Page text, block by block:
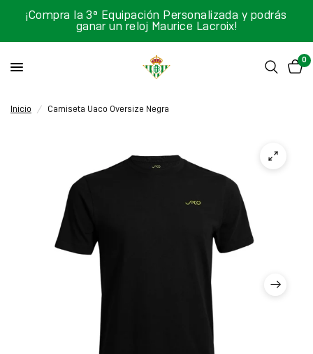
¡Compra la 3ª Equipación Personalizada y podrás
ganar un reloj Maurice Lacroix!
0
Inicio / Camiseta Uaco Oversize Negra